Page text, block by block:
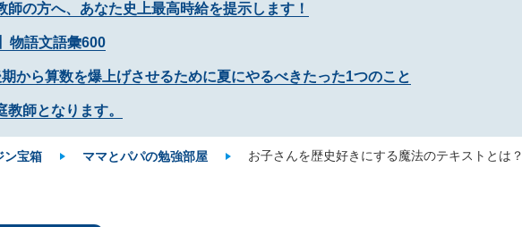
師の方へ、あなた史上最高時給を提示します！
物語文語彙600
から算数を爆上げさせるために夏にやるべきたった1つのこと
師となります。
ン宝箱 ママとパパの勉強部屋 お子さんを歴史好きにする魔法のテキストとは？